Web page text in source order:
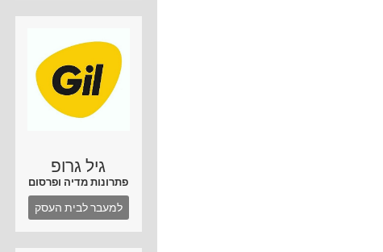
גיל גרופ
פתרונות מדיה ופרסום
למעבר לבית העסק